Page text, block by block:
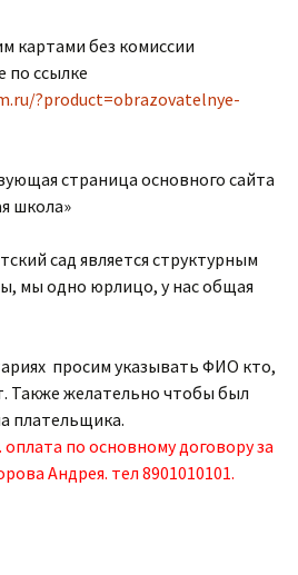
картами без комиссии
по ссылке
?product=obrazovatelnye-
страница основного сайта
школа»
сад является структурным
мы одно юрлицо, у нас общая
просим указывать ФИО кто,
Также желательно чтобы был
плательщика.
по основному договору за
Андрея. тел 8901010101.